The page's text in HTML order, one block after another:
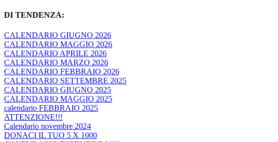
DI TENDENZA:
CALENDARIO GIUGNO 2026
CALENDARIO MAGGIO 2026
CALENDARIO APRILE 2026
CALENDARIO MARZO 2026
CALENDARIO FEBBRAIO 2026
CALENDARIO SETTEMBRE 2025
CALENDARIO GIUGNO 2025
CALENDARIO MAGGIO 2025
calendario FEBBRAIO 2025
ATTENZIONE!!!
Calendario novembre 2024
DONACI IL TUO 5 X 1000